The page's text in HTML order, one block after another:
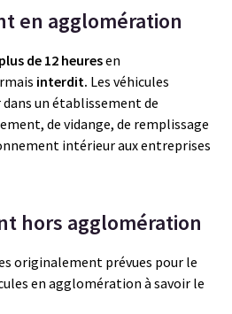
en agglomération
plus de 12 heuresen
interdit. Les véhicules
un établissement de
de vidange, de remplissage
intérieur aux entreprises
hors agglomération
originalement prévues pour le
en agglomération à savoir le